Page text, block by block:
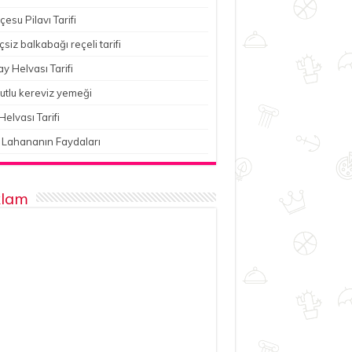
Pilavı Tarifi
balkabağı reçeli tarifi
Helvası Tarifi
kereviz yemeği
Tarifi
Faydaları